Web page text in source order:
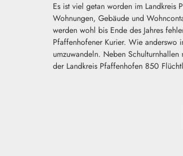
Es ist viel getan worden im Landkreis
Wohnungen, Gebäude und
werden wohl bis Ende des Jahres
Pfaffenhofener Kurier. Wie anderswo
umzuwandeln. Neben
der Landkreis Pfaffenhofen 850